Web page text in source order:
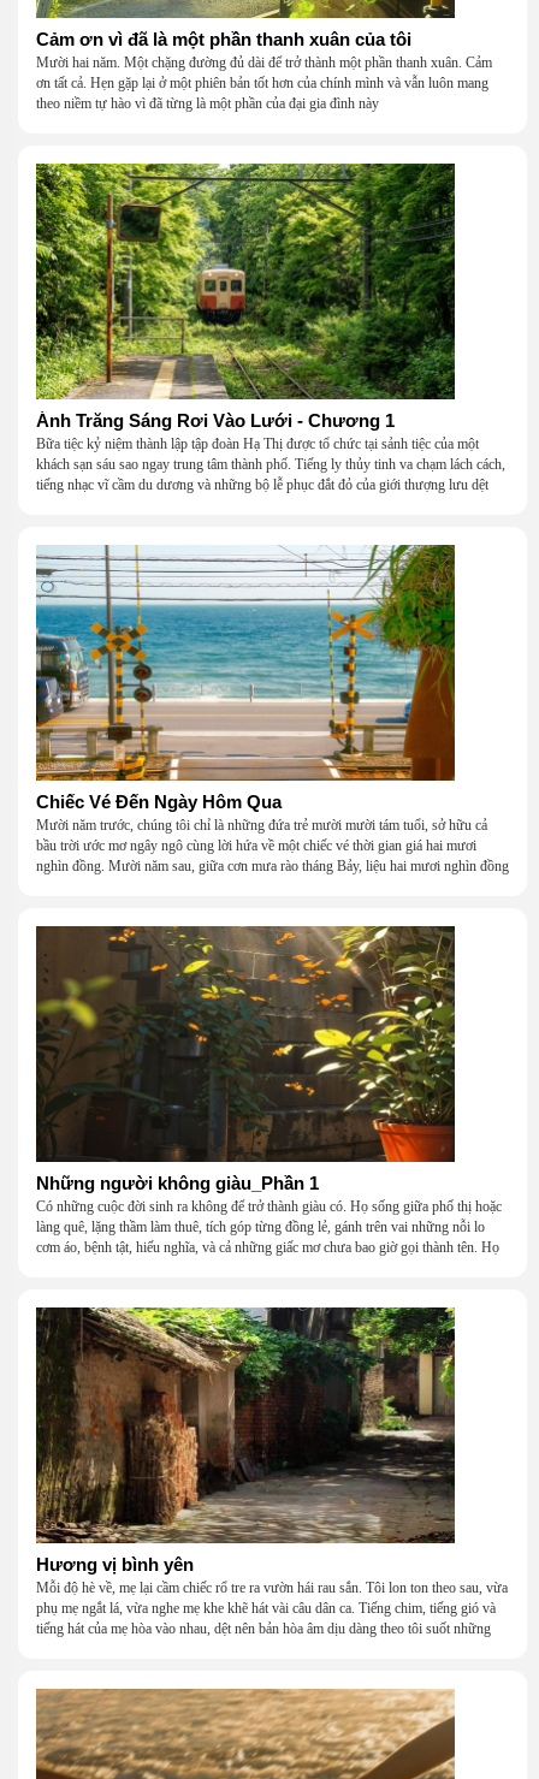
Cảm ơn vì đã là một phần thanh xuân của tôi
Mười hai năm. Một chặng đường đủ dài để trở thành một phần thanh xuân. Cảm
ơn tất cả. Hẹn gặp lại ở một phiên bản tốt hơn của chính mình và vẫn luôn mang
theo niềm tự hào vì đã từng là một phần của đại gia đình này
Ánh Trăng Sáng Rơi Vào Lưới - Chương 1
Bữa tiệc kỷ niệm thành lập tập đoàn Hạ Thị được tổ chức tại sảnh tiệc của một
khách sạn sáu sao ngay trung tâm thành phố. Tiếng ly thủy tinh va chạm lách cách,
tiếng nhạc vĩ cầm du dương và những bộ lễ phục đắt đỏ của giới thượng lưu dệt
Chiếc Vé Đến Ngày Hôm Qua
Mười năm trước, chúng tôi chỉ là những đứa trẻ mười mười tám tuổi, sở hữu cả
bầu trời ước mơ ngây ngô cùng lời hứa về một chiếc vé thời gian giá hai mươi
nghìn đồng. Mười năm sau, giữa cơn mưa rào tháng Bảy, liệu hai mươi nghìn đồng
Những người không giàu_Phần 1
Có những cuộc đời sinh ra không để trở thành giàu có. Họ sống giữa phố thị hoặc
làng quê, lặng thầm làm thuê, tích góp từng đồng lẻ, gánh trên vai những nỗi lo
cơm áo, bệnh tật, hiếu nghĩa, và cả những giấc mơ chưa bao giờ gọi thành tên. Họ
một mái nhà bằng lòng thương, bằng sự nhẫn nại và một niềm tin cũ kỹ rằng: dẫu
nghèo đến đâu, cũng còn có nhau để quay về.
Hương vị bình yên
Mỗi độ hè về, mẹ lại cầm chiếc rổ tre ra vườn hái rau sắn. Tôi lon ton theo sau, vừa
phụ mẹ ngắt lá, vừa nghe mẹ khe khẽ hát vài câu dân ca. Tiếng chim, tiếng gió và
tiếng hát của mẹ hòa vào nhau, dệt nên bản hòa âm dịu dàng theo tôi suốt những